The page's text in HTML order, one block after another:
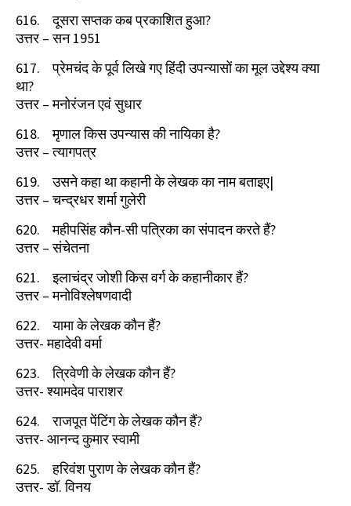
616.
दूसरा सप्तक कब प्रकाशित हुआ?
उत्तर –सन1951
617.
प्रेमचंद के पूर्व लिखे गए हिंदी उपन्यासों का मूल उद्देश्य क्या
था?
उत्तर –मनोरंजन एवं सुधार
618.
मृणाल किस उपन्यास की नायिका है?
उत्तर –त्यागपत्र
619.
उसने कहा था कहानी के लेखक का नाम बताइए|
उत्तर –चन्द्रधर शर्मा गुलेरी
620.
महीपसिंह कौन-सी पत्रिका का संपादन करते हैं?
उत्तर –संचेतना
621.
इलाचंद्र जोशी किस वर्ग के कहानीकार हैं?
उत्तर –मनोविश्लेषणवादी
622.
यामा के लेखक कौन हैं?
उत्तर- महादेवी वर्मा
623.
त्रिवेणी के लेखक कौन हैं?
उत्तर- श्यामदेव पाराशर
624.
राजपूत पेंटिंग के लेखक कौन हैं?
उत्तर- आनन्द कुमार स्वामी
625.
हरिवंश पुराण के लेखक कौन हैं?
उत्तर- डॉ. विनय